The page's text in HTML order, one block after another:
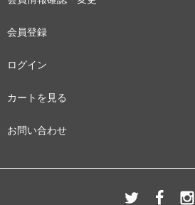
会員登録
ログイン
カートを見る
お問い合わせ